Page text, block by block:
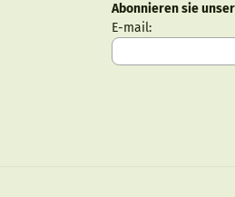
Abonnieren sie
E-mail:Geben Sie